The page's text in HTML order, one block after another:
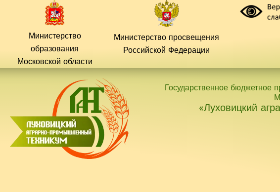
содержимомуМинистерство
образования
Московской области
Министерство просвещения
Российской Федерации
Государственное бюджетное
«Луховицкий